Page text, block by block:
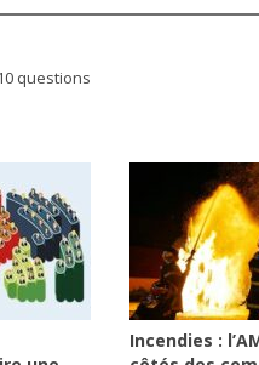
questions
Incendies :